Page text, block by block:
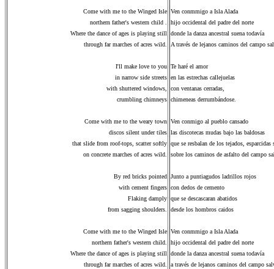
Come with me to the Winged Isle
northern father's western child .
Where the dance of ages is playing still
through far marches of acres wild.
I'll make love to you
in narrow side streets
with shuttered windows,
crumbling chimneys
Come with me to the weary town
discos silent under tiles
that slide from roof-tops, scatter softly
on concrete marches of acres wild.
By red bricks pointed
with cement fingers
Flaking damply
from sagging shoulders.
Come with me to the Winged Isle
northern father's western child.
Where the dance of ages is playing still
through far marches of acres wild.
Ven conmmigo a Isla Alada
hijo occidental del padre del norte
donde la danza ancestral suena todavía
A través de lejanos caminos del campo
Te haré el amor
en las estrechas callejuelas
con ventanas cerradas,
chimeneas derrumbándose.
Ven conmigo al pueblo cansado
las discotecas mudas bajo las baldosas
que se resbalan de los tejados, esparcidas
sobre los caminos de asfalto del campo
Junto a puntiagudos ladrillos rojos
con dedos de cemento
que se descascaran abatidos
desde los hombros caidos
Ven conmmigo a Isla Alada
hijo occidental del padre del norte
donde la danza ancestral suena todavía
a través de lejanos caminos del campo